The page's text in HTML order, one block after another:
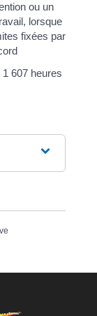
ou un
lorsque
fixées par
607 heures